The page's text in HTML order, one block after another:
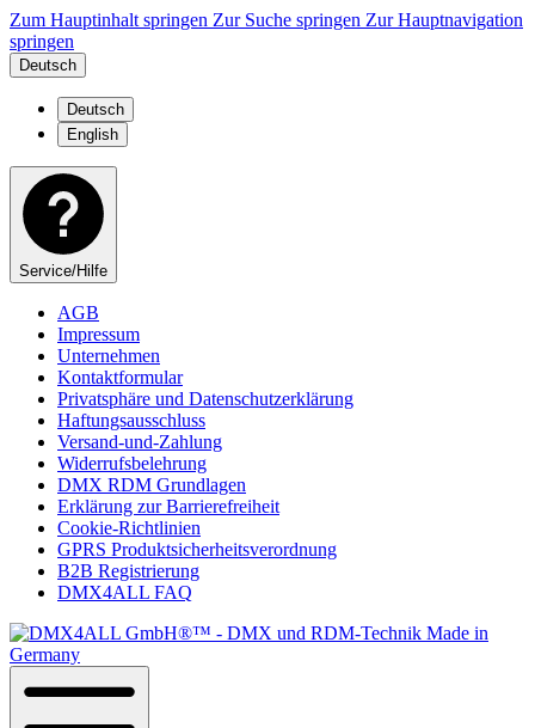
Zum Hauptinhalt springen Zur Suche springen Zur Hauptnavigation
springen
Deutsch
Deutsch
English
Service/Hilfe
AGB
Impressum
Unternehmen
Kontaktformular
Privatsphäre und Datenschutzerklärung
Haftungsausschluss
Versand-und-Zahlung
Widerrufsbelehrung
DMX RDM Grundlagen
Erklärung zur Barrierefreiheit
Cookie-Richtlinien
GPRS Produktsicherheitsverordnung
B2B Registrierung
DMX4ALL FAQ